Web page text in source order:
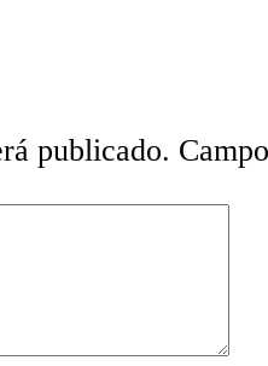
publicado.